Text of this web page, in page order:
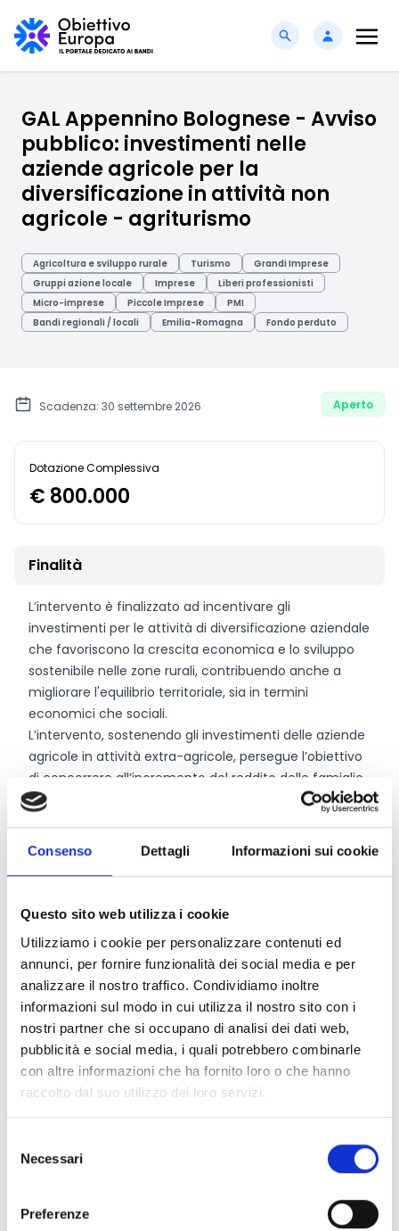
Consenso Dettagli Informazioni sui cookie
Questo sito web utilizza i cookie
Utilizziamo i cookie per personalizzare contenuti ed
annunci, per fornire funzionalità dei social media e per
analizzare il nostro traffico. Condividiamo inoltre
informazioni sul modo in cui utilizza il nostro sito con i
nostri partner che si occupano di analisi dei dati web,
pubblicità e social media, i quali potrebbero combinarle
con altre informazioni che ha fornito loro o che hanno
raccolto dal suo utilizzo dei loro servizi.
delNecessari
Preferenze
GAL Appennino Bolognese - Avviso
pubblico: investimenti nelle
aziende agricole per la
diversificazione in attività non
agricole - agriturismo
Agricoltura e sviluppo rurale Turismo
Grandi Imprese
Gruppi azione locale
Imprese
Liberi professionisti
Micro-imprese
Piccole Imprese
PMI
Bandi regionali / locali
Emilia-Romagna Fondo perduto
Scadenza: 30 settembre 2026 Aperto
Dotazione Complessiva
€ 800.000
Finalità
L’intervento è finalizzato ad incentivare gli
investimenti per le attività di diversificazione aziendale
che favoriscono la crescita economica e lo sviluppo
sostenibile nelle zone rurali, contribuendo anche a
migliorare l'equilibrio territoriale, sia in termini
economici che sociali.
L’intervento, sostenendo gli investimenti delle aziende
agricole in attività extra-agricole, persegue l’obiettivo
di concorrere all’incremento del reddito delle famiglie
agricole nonché a migliorare l’attrattività delle aree
la tendenza allo spopolamento delle stesse, attraverso
la creazione e lo sviluppo di attività agrituristiche.
Conosci Obiettivo Europa?
Prova gratis